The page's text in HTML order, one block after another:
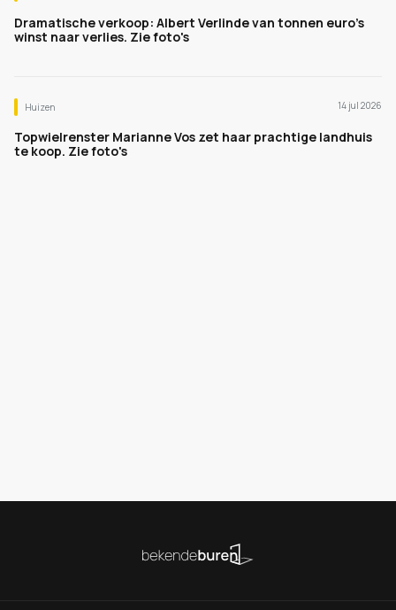
Dramatische verkoop: Albert Verlinde van tonnen euro's
winst naar verlies. Zie foto's
Huizen 14 jul 2026
Topwielrenster Marianne Vos zet haar prachtige landhuis
te koop. Zie foto's